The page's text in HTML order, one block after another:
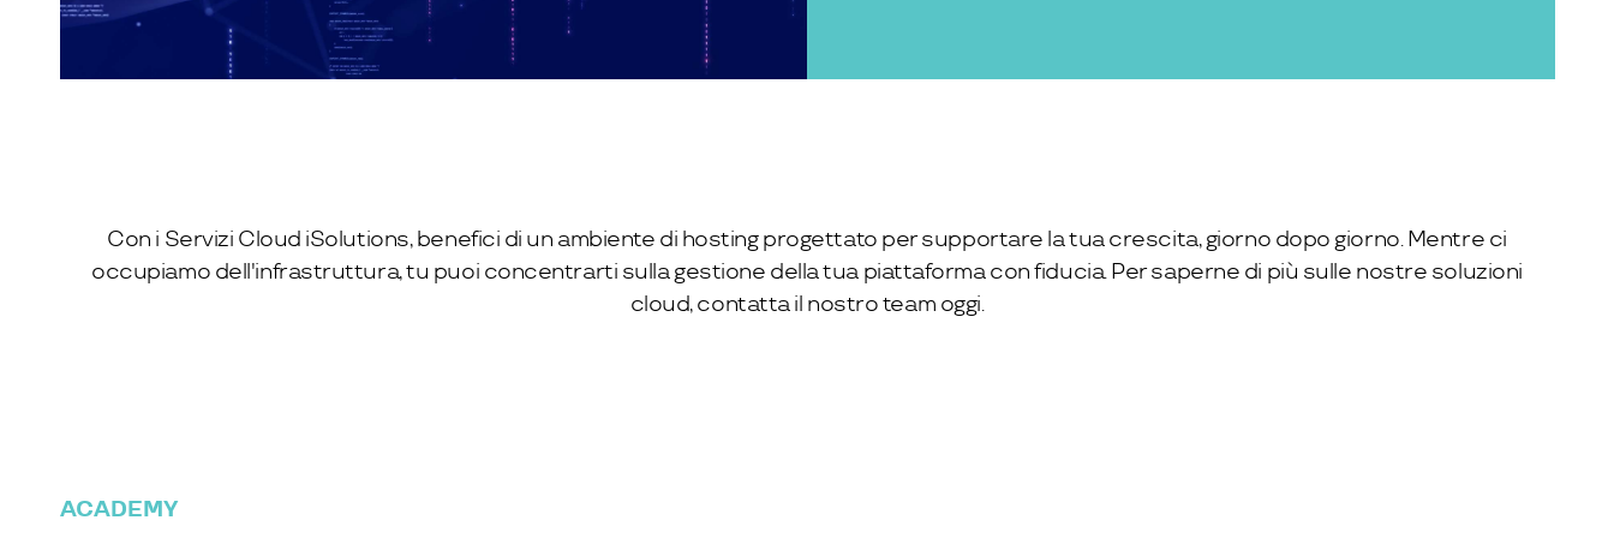
Con i Servizi Cloud iSolutions, benefici di un ambiente di hosting progettato per supportare la tua crescita, giorno dopo giorno. Mentre ci
occupiamo dell'infrastruttura, tu puoi concentrarti sulla gestione della tua piattaforma con fiducia. Per saperne di più sulle nostre soluzioni
cloud, contatta il nostro team oggi.
ACADEMY